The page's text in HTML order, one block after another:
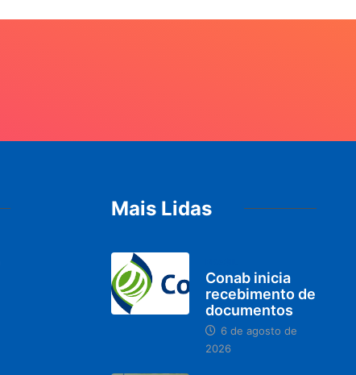
Mais Lidas
Conab inicia
recebimento de
documentos
6 de agosto de
2026